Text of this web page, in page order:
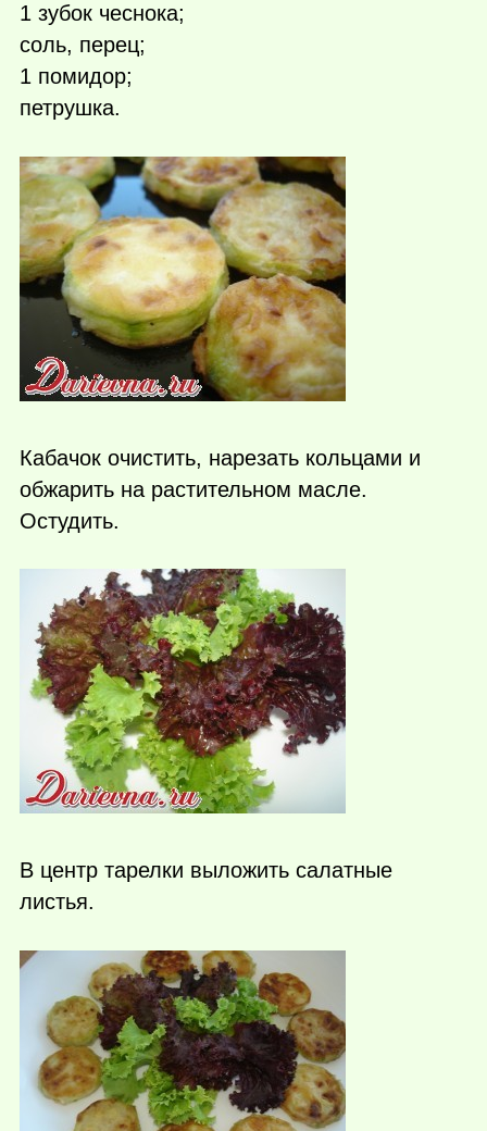
1 зубок чеснока;
соль, перец;
1 помидор;
петрушка.
Кабачок очистить, нарезать кольцами и
обжарить на растительном масле.
Остудить.
В центр тарелки выложить салатные
листья.